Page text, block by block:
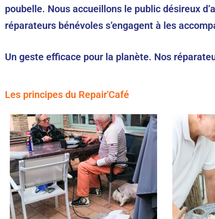
poubelle. Nous accueillons le public désireux
réparateurs bénévoles s’engagent à les
Un geste efficace pour la planète. Nos
Les principes du Repair'Café